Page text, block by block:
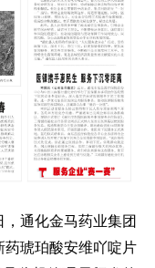
通化金马药业集团
药琥珀酸安维吖啶片